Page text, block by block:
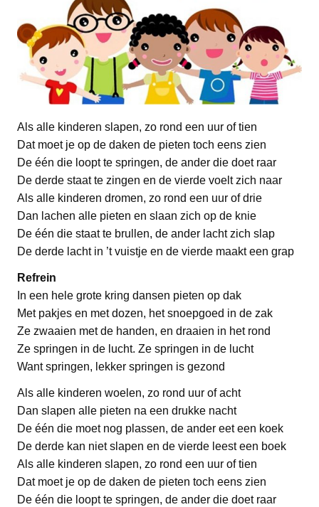
Als alle kinderen slapen, zo rond een uur of tien
Dat moet je op de daken de pieten toch eens zien
De één die loopt te springen, de ander die doet raar
De derde staat te zingen en de vierde voelt zich naar
Als alle kinderen dromen, zo rond een uur of drie
Dan lachen alle pieten en slaan zich op de knie
De één die staat te brullen, de ander lacht zich slap
De derde lacht in ’t vuistje en de vierde maakt een grap
Refrein
In een hele grote kring dansen pieten op dak
Met pakjes en met dozen, het snoepgoed in de zak
Ze zwaaien met de handen, en draaien in het rond
Ze springen in de lucht. Ze springen in de lucht
Want springen, lekker springen is gezond
Als alle kinderen woelen, zo rond uur of acht
Dan slapen alle pieten na een drukke nacht
De één die moet nog plassen, de ander eet een koek
De derde kan niet slapen en de vierde leest een boek
Als alle kinderen slapen, zo rond een uur of tien
Dat moet je op de daken de pieten toch eens zien
De één die loopt te springen, de ander die doet raar